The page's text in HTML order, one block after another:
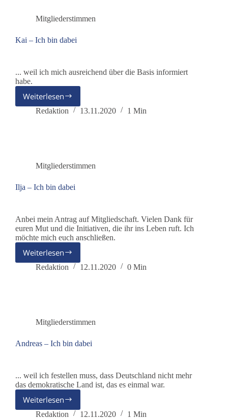
Mitgliederstimmen
Kai – Ich bin dabei
... weil ich mich ausreichend über die Basis informiert
habe.
Weiterlesen
Kai
–
Redaktion 13.11.2020 1 Min
Mitgliederstimmen
Ilja – Ich bin dabei
Anbei mein Antrag auf Mitgliedschaft. Vielen Dank für
euren Mut und die Initiativen, die ihr ins Leben ruft. Ich
möchte mich euch anschließen.
Weiterlesen
Ilja
–
Redaktion 12.11.2020 0 Min
Mitgliederstimmen
Andreas – Ich bin dabei
... weil ich festellen muss, dass Deutschland nicht mehr
das demokratische Land ist, das es einmal war.
Weiterlesen
Andreas
–
Redaktion 12.11.2020 1 Min